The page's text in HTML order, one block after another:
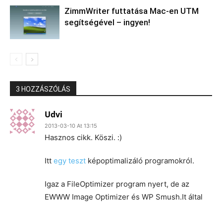
ZimmWriter futtatása Mac-en UTM
segítségével – ingyen!
3 HOZZÁSZÓLÁS
Udvi
2013-03-10 At 13:15
Hasznos cikk. Köszi. :)
Itt egy teszt képoptimalizáló programokról.
Igaz a FileOptimizer program nyert, de az
EWWW Image Optimizer és WP Smush.It által